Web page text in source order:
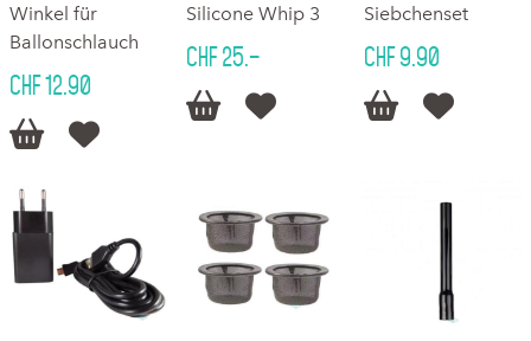
Winkel für
Ballonschlauch
CHF 12.90
 
Silicone Whip 3
CHF 25.–
 
Siebchenset
CHF 9.90
 